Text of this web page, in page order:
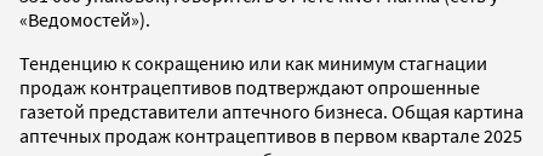
«Ведомостей»).
Тенденцию к сокращению или как минимум стагнации
продаж контрацептивов подтверждают опрошенные
газетой представители аптечного бизнеса. Общая картина
аптечных продаж контрацептивов в первом квартале 2025